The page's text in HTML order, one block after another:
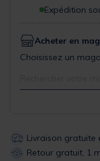
Expédition
Acheter en
Choisissez un
Livraison gratuite
Retour gratuit, 1